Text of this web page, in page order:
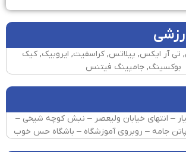
تی آر ایکس, پیلاتس, کراسفیت, ایروبیک, کیک
بوکسینگ, جامپینگ فیتنس
– انتهای خیابان ولیعصر – نبش کوچه شیخی –
جامه – روبروی آموزشگاه – باشگاه حس خوب